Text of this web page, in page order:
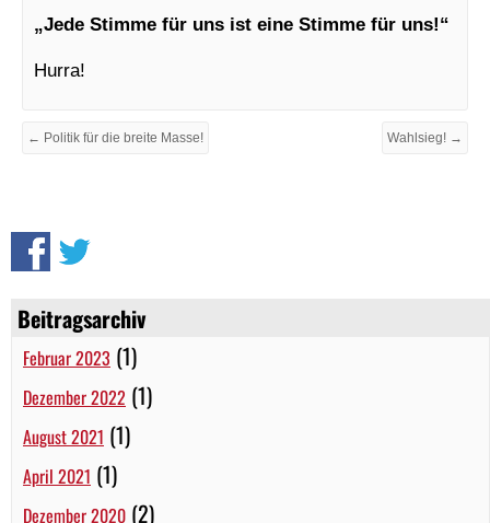
Beitragsarchiv
Februar 2023 (1)
Dezember 2022 (1)
August 2021 (1)
April 2021 (1)
Dezember 2020 (2)
„Jede Stimme für uns ist eine Stimme für uns!“
Hurra!
← Politik für die breite Masse! Wahlsieg! →